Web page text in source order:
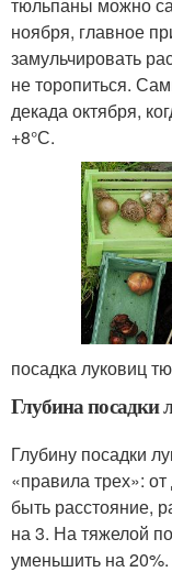
ноября, главное
замульчировать
не торопиться.
декада октября,
+8°С.
посадка луковиц
Глубина посадки
Глубину посадки
«правила трех»:
быть расстояние,
на 3. На тяжелой
уменьшить на 20%.